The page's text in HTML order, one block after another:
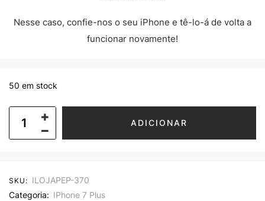
Nesse caso, confie-nos o seu iPhone e tê-lo-á de volta a
funcionar novamente!
50 em stock
ADICIONAR
SKU: ILOJAPEP-370
Categoria: IPhone 7 Plus